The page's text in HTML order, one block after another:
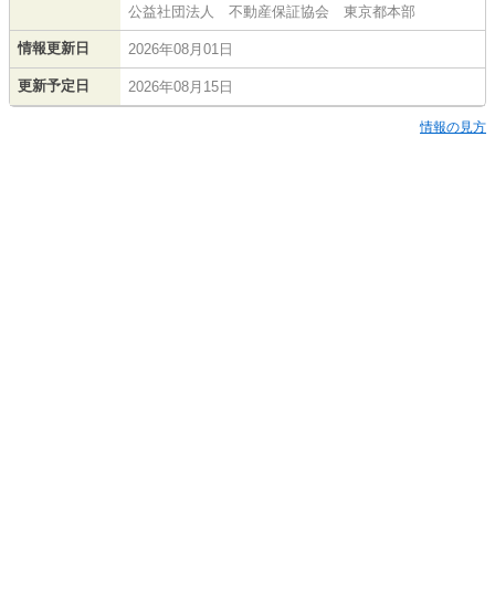
公益社団法人 不動産保証協会 東京都本部
情報更新日 2026年08月01日
更新予定日 2026年08月15日
情報の見方